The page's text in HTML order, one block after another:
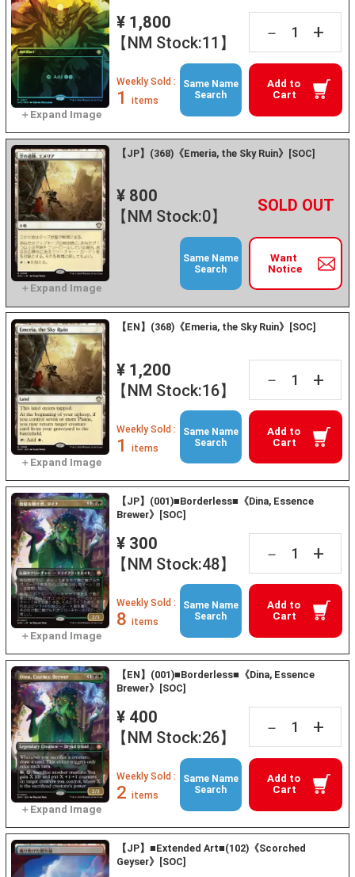
¥ 1,800
【NM Stock:11】
－ +
Add to
Cart
Weekly Sold :
1 items
Same Name
Search
【JP】(368)《Emeria, the Sky Ruin》[SOC]
¥ 800
【NM Stock:0】
－ +
Want
Notice
Same Name
Search
【EN】(368)《Emeria, the Sky Ruin》[SOC]
¥ 1,200
【NM Stock:16】
－ +
Add to
Cart
Weekly Sold :
1 items
Same Name
Search
【JP】(001)■Borderless■《Dina, Essence
Brewer》[SOC]
¥ 300
【NM Stock:48】
－ +
Add to
Cart
Weekly Sold :
8 items
Same Name
Search
【EN】(001)■Borderless■《Dina, Essence
Brewer》[SOC]
¥ 400
【NM Stock:26】
－ +
Add to
Cart
Weekly Sold :
2 items
Same Name
Search
【JP】■Extended Art■(102)《Scorched
Geyser》[SOC]